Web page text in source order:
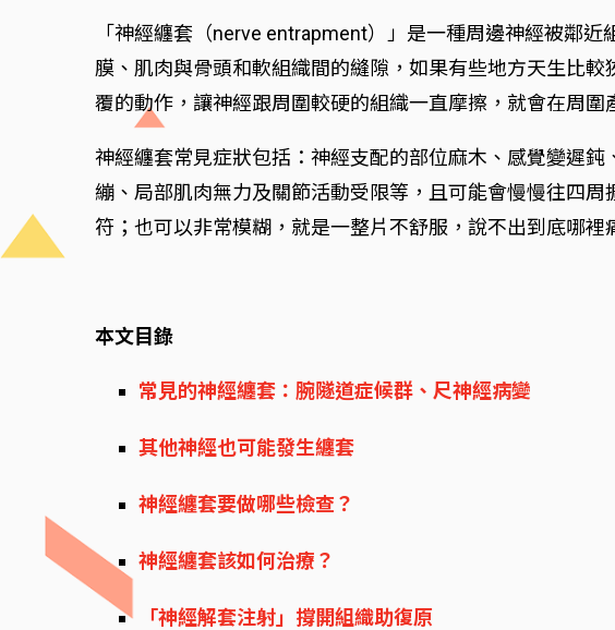
「神經纏套（nerve entrapment）」是一種周邊神經被鄰
膜、肌肉與骨頭和軟組織間的縫隙，如果有些地方天生比
覆的動作，讓神經跟周圍較硬的組織一直摩擦，就會在周圍
神經纏套常見症狀包括：神經支配的部位麻木、感覺變遲
繃、局部肌肉無力及關節活動受限等，且可能會慢慢往四
符；也可以非常模糊，就是一整片不舒服，說不出到底哪裡
本文目錄
常見的神經纏套：腕隧道症候群、尺神經病變
其他神經也可能發生纏套
神經纏套要做哪些檢查？
神經纏套該如何治療？
「神經解套注射」撐開組織助復原